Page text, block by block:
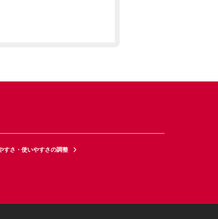
すさ・使いやすさの調整